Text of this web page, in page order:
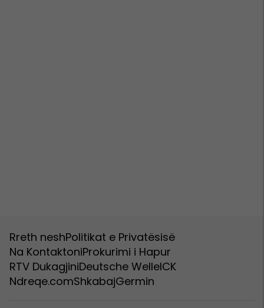
Rreth neshPolitikat e Privatësisë
Na KontaktoniProkurimi i Hapur
RTV DukagjiniDeutsche WelleICK
Ndreqe.comShkabajGermin